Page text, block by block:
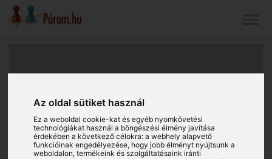
Az oldal sütiket használ
Ez a weboldal cookie-kat és egyéb nyomkövetési
technológiákat használ a böngészési élmény javítása
érdekében a következő célokra:a webhely alapvető
funkcióinak engedélyezése, hogy jobb élményt nyújtsunk a
weboldalon,termékeink és szolgáltatásaink iránti